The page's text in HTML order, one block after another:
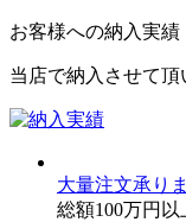
お客様への納入実績
当店で納入させて
大量注文承り
総額100万円